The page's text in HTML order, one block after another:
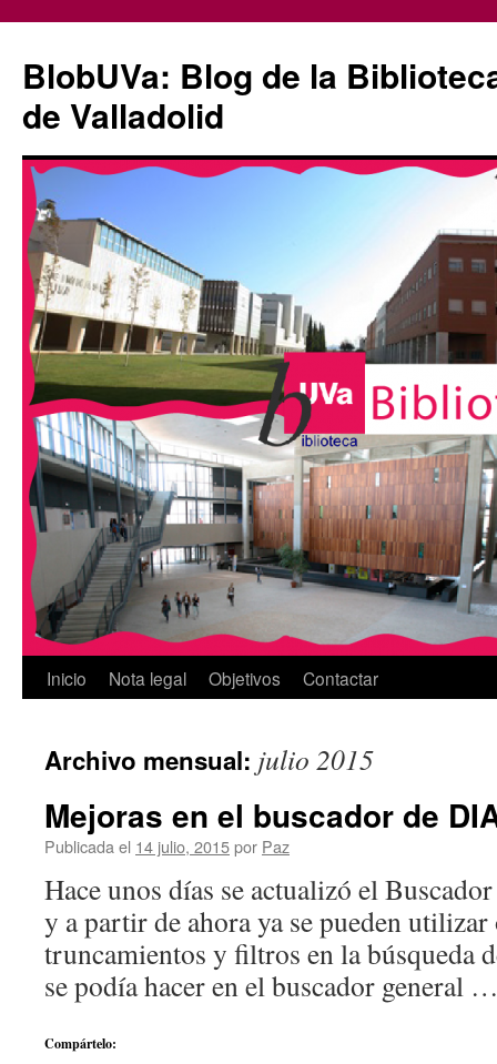
contenido
BlobUVa: Blog de la
de Valladolid
Inicio Nota legal Objetivos Contactar
Archivo mensual: julio 2015
Mejoras en el buscador de
Publicada el 14 julio, 2015por Paz
Hace unos días se actualizó el
y a partir de ahora ya se pueden
truncamientos y filtros en la búsqueda
se podía hacer en el buscador general
Compártelo: